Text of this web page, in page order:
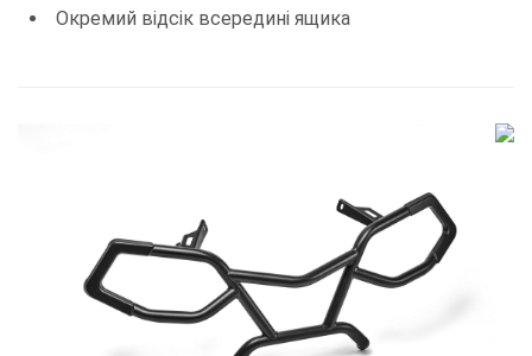
Окремий відсік всередині ящика